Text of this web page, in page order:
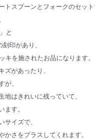
トスプーンとフォークのセッ
と
印があり、
キを施されたお品になります。
ズがあったり、
が、
はきれいに残っていて、
ます。
サイズで、
さをプラスしてくれます。